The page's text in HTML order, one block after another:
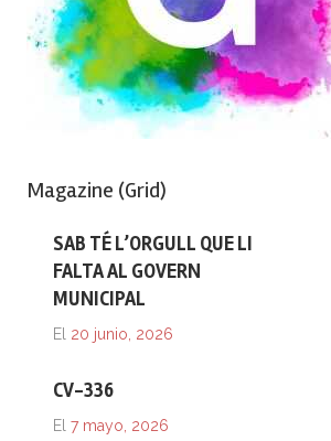
Magazine (Grid)
SAB TÉ L’ORGULL QUE LI
FALTA AL GOVERN
MUNICIPAL
El 20 junio, 2026
CV-336
El 7 mayo, 2026